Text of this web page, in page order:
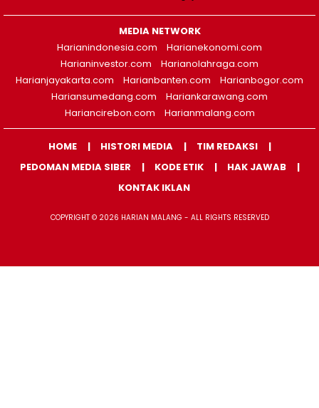
MEDIA NETWORK
Harianindonesia.com
Harianekonomi.com
Harianinvestor.com
Harianolahraga.com
Harianjayakarta.com
Harianbanten.com
Harianbogor.com
Hariansumedang.com
Hariankarawang.com
Hariancirebon.com
Harianmalang.com
HOME HISTORI MEDIA
TIM REDAKSI
PEDOMAN MEDIA SIBER
KODE ETIK
HAK JAWAB
KONTAK IKLAN
COPYRIGHT © 2026 HARIAN MALANG - ALL RIGHTS RESERVED